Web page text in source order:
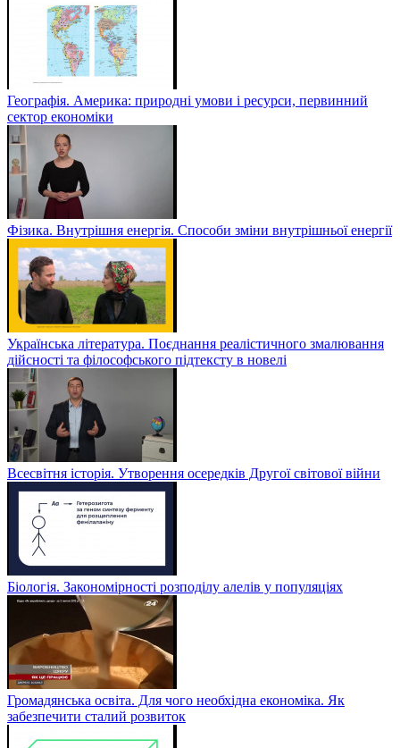
Географія. Америка: природні умови і ресурси, первинний
сектор економіки
Фізика. Внутрішня енергія. Способи зміни внутрішньої енергії
Українська література. Поєднання реалістичного змалювання
дійсності та філософського підтексту в новелі
Всесвітня історія. Утворення осередків Другої світової війни
Біологія. Закономірності розподілу алелів у популяціях
Громадянська освіта. Для чого необхідна економіка. Як
забезпечити сталий розвиток